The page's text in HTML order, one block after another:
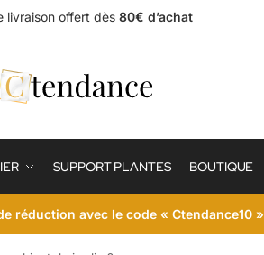
livraison offert dès 80€ d’achat
SUPPORT PLANTES BOUTIQUE
réduction avec le code « Ctendance10 »